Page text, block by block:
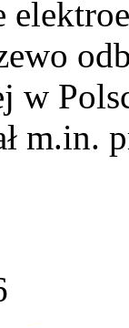
w
m.in.